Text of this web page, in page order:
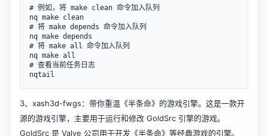
# 例如，将 make clean 命令加入队列
nq make clean
# 将 make depends 命令加入队列
nq make depends
# 将 make all 命令加入队列
nq make all
# 查看当前任务日志
3、 xash3d-fwgs：带你重温《半条命》的游戏引擎。这是一款开
源的游戏引擎，主要用于运行和修改 GoldSrc 引擎的游戏。
GoldSrc 是 Valve 公司用于开发《半条命》等经典游戏的引擎。